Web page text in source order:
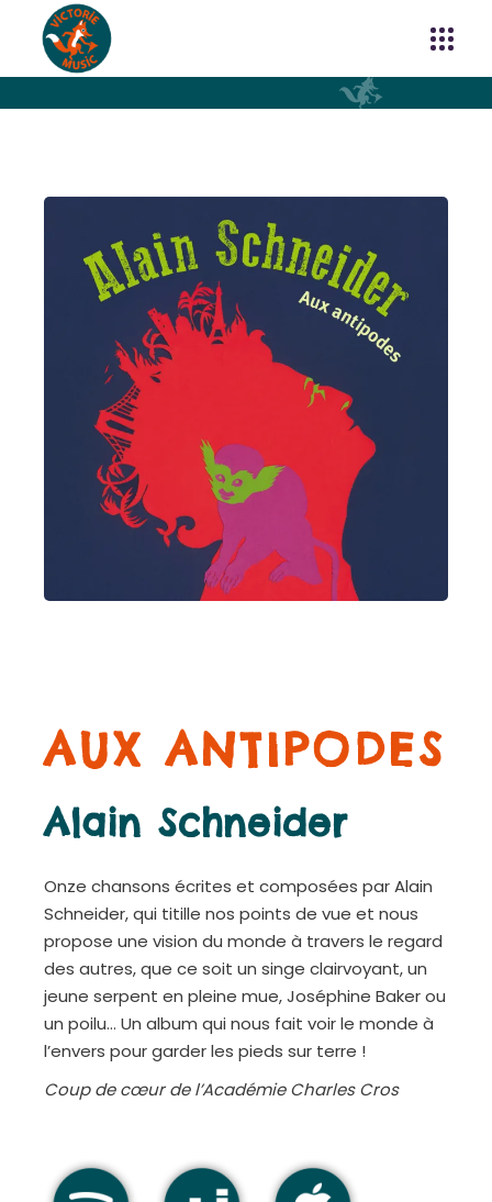
AUX ANTIPODES
Alain Schneider
Onze chansons écrites et composées par Alain
Schneider, qui titille nos points de vue et nous
propose une vision du monde à travers le regard
des autres, que ce soit un singe clairvoyant, un
jeune serpent en pleine mue, Joséphine Baker ou
un poilu… Un album qui nous fait voir le monde à
l’envers pour garder les pieds sur terre !
Coup de cœur de l’Académie Charles Cros